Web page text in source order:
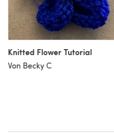
Knitted Flower Tutorial
Von Becky C